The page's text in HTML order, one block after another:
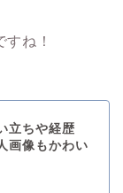
ね！
立ちや経歴
画像もかわい